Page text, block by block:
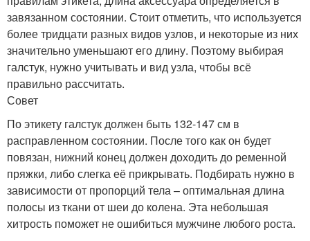
завязанном состоянии. Стоит отметить, что используется
более тридцати разных видов узлов, и некоторые из них
значительно уменьшают его длину. Поэтому выбирая
галстук, нужно учитывать и вид узла, чтобы всё
правильно рассчитать.
Совет
По этикету галстук должен быть 132-147 см в
расправленном состоянии. После того как он будет
повязан, нижний конец должен доходить до ременной
пряжки, либо слегка её прикрывать. Подбирать нужно в
зависимости от пропорций тела – оптимальная длина
полосы из ткани от шеи до колена. Эта небольшая
хитрость поможет не ошибиться мужчине любого роста.